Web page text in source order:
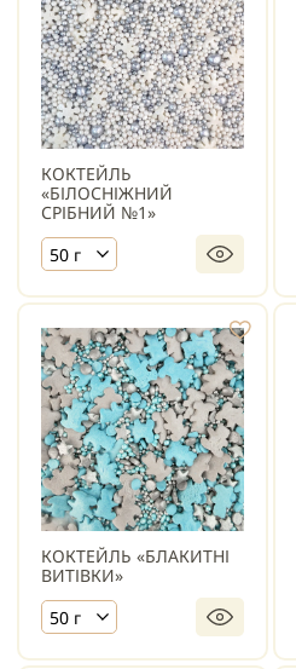
КОКТЕЙЛЬ
«БІЛОСНІЖНИЙ
СРІБНИЙ №1»
50 г
КОКТЕЙЛЬ «БЛАКИТНІ
ВИТІВКИ»
50 г